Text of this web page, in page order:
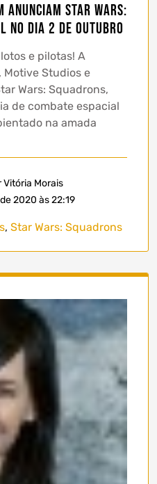
anunciam Star Wars:
no dia 2 de outubro
e pilotas! A
Motive Studios e
Wars: Squadrons,
de combate espacial
na amada
Vitória Morais
2020 às 22:19
, Star Wars: Squadrons